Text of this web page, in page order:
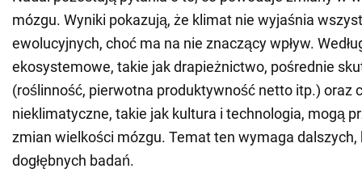
mózgu. Wyniki pokazują, że klimat nie wyjaśnia
ewolucyjnych, choć ma na nie znaczący wpływ.
ekosystemowe, takie jak drapieżnictwo, pośrednie
(roślinność, pierwotna produktywność netto itp.) oraz
nieklimatyczne, takie jak kultura i technologia, mogą
zmian wielkości mózgu. Temat ten wymaga dalszych,
dogłębnych badań.